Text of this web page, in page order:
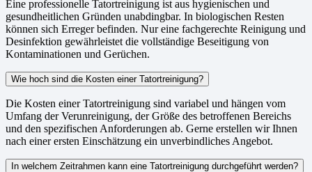
Eine professionelle Tatortreinigung ist aus hygienischen und
gesundheitlichen Gründen unabdingbar. In biologischen Resten
können sich Erreger befinden. Nur eine fachgerechte Reinigung und
Desinfektion gewährleistet die vollständige Beseitigung von
Kontaminationen und Gerüchen.
Wie hoch sind die Kosten einer Tatortreinigung?
Die Kosten einer Tatortreinigung sind variabel und hängen vom
Umfang der Verunreinigung, der Größe des betroffenen Bereichs
und den spezifischen Anforderungen ab. Gerne erstellen wir Ihnen
nach einer ersten Einschätzung ein unverbindliches Angebot.
In welchem Zeitrahmen kann eine Tatortreinigung durchgeführt werden?